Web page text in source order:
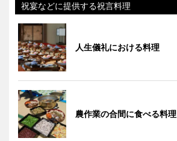
祝宴などに提供する祝言料理
人生儀礼における料理
農作業の合間に食べる料理